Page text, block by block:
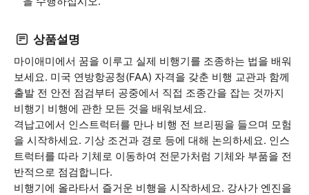
상품설명
마이애미에서 꿈을 이루고 실제 비행기를 조종하는 법을 배워
보세요. 미국 연방항공청(FAA) 자격을 갖춘 비행 교관과 함께
출발 전 안전 점검부터 공중에서 직접 조종간을 잡는 것까지
비행기 비행에 관한 모든 것을 배워보세요.
격납고에서 인스트럭터를 만나 비행 전 브리핑을 들으며 모험
을 시작하세요. 기상 조건과 경로 등에 대해 논의하세요. 인스
트럭터를 따라 기체로 이동하여 전문가처럼 기체와 부품을 전
반적으로 점검합니다.
비행기에 올라타서 즐거운 비행을 시작하세요. 강사가 엔진을